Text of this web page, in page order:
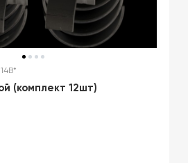
(комплект 12шт)